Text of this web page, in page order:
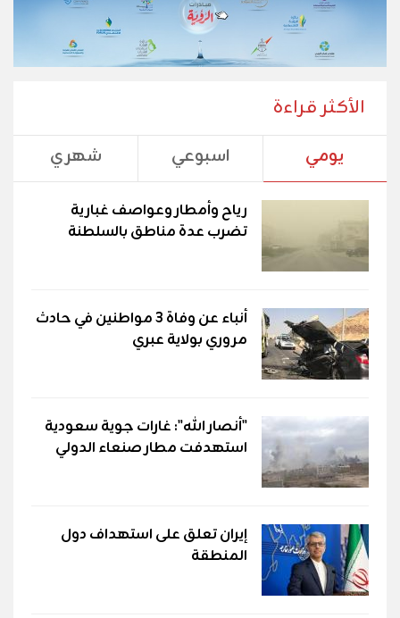
الأكثر قراءة
يومي اسبوعي شهري
رياح وأمطار وعواصف غبارية
تضرب عدة مناطق بالسلطنة
أنباء عن وفاة 3 مواطنين في حادث
مروري بولاية عبري
"أنصار الله": غارات جوية سعودية
استهدفت مطار صنعاء الدولي
إيران تعلق على استهداف دول
المنطقة